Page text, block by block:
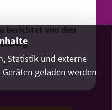
berichtet von den
Statistik und externe
geladen werden